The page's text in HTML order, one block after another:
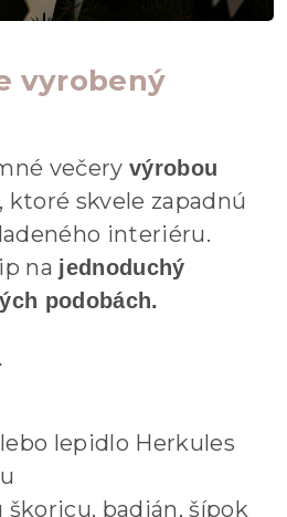
vyrobený
večery výrobou
ktoré skvele zapadnú
interiéru.
na jednoduchý
podobách.
lepidlo Herkules
badián, šípok